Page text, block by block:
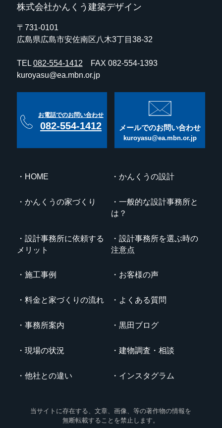
株式会社かんくう建築デザイン
〒731-0101
広島県広島市安佐南区八木3丁目38-32
TEL 082-554-1412 FAX 082-554-1393
kuroyasu@ea.mbn.or.jp
お電話でのお問い合わせ
082-554-1412 メールでのお問い合わせ
kuroyasu@ea.mbn.or.jp
HOME かんくうの設計
かんくうの家づくり
一般的な設計事務所と
は？
設計事務所に依頼する
メリット
設計事務所を選ぶ時の
注意点
施工事例 お客様の声
料金と家づくりの流れ よくある質問
事務所案内 黒田ブログ
現場の状況 建物調査・相談
他社との違い インスタグラム
当サイトに存在する、文章、画像、等の著作物の情報を
無断転載することを禁止します。